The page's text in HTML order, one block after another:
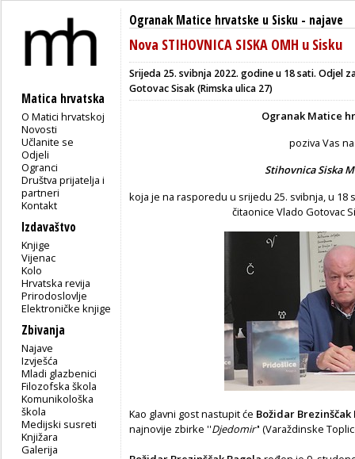
Matica hrvatska
O Matici hrvatskoj
Novosti
Učlanite se
Odjeli
Ogranci
Društva prijatelja i
partneri
Kontakt
Izdavaštvo
Knjige
Vijenac
Kolo
Hrvatska revija
Prirodoslovlje
Elektroničke knjige
Zbivanja
Najave
Izvješća
Mladi glazbenici
Filozofska škola
Komunikološka
škola
Medijski susreti
Knjižara
Galerija
Ogranak Matice hrvatske u Sisku - najave
Nova STIHOVNICA SISKA OMH u Sisku
Srijeda 25. svibnja 2022. godine u 18 sati. Odjel
Gotovac Sisak (Rimska ulica 27)
Ogranak Matice
poziva Vas
Stihovnica Siska
koja je na rasporedu u srijedu 25. svibnja, u
čitaonice Vlado Gotovac
Kao glavni gost nastupit će Božidar Brezinščak
najnovije zbirke ''Djedomir'' (Varaždinske